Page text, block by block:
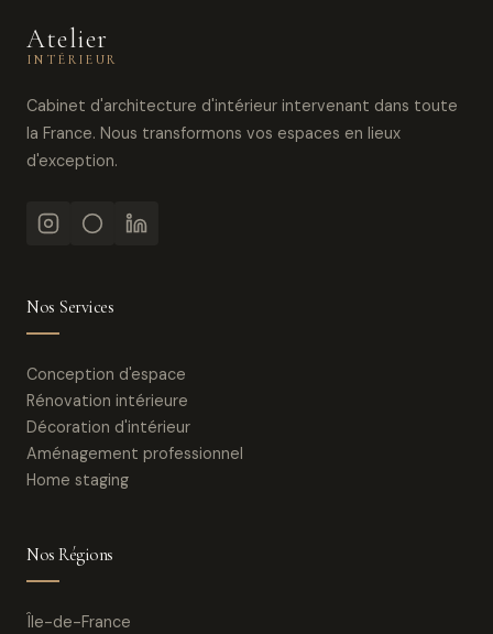
Atelier
INTÉRIEUR
Cabinet d'architecture d'intérieur intervenant dans toute
la France. Nous transformons vos espaces en lieux
d'exception.
Nos Services
Conception d'espace
Rénovation intérieure
Décoration d'intérieur
Aménagement professionnel
Home staging
Nos Régions
Île-de-France